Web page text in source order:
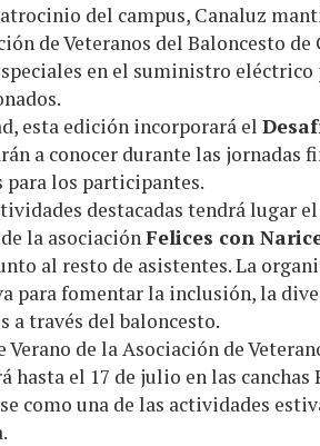
del campus, Canaluz
de Veteranos del Baloncesto
en el suministro eléctrico
esta edición incorporará el
a conocer durante las jornadas
los participantes.
destacadas tendrá lugar
la asociación Felices con
al resto de asistentes. La
para fomentar la inclusión, la
a través del baloncesto.
de la Asociación de
hasta el 17 de julio en las canchas
como una de las actividades